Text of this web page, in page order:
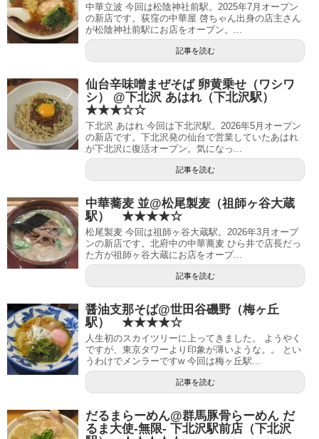
中華立波 今回は松陰神社前駅。2025年7月オープン
の新店です。荻窪の中華屋 啓ちゃん出身の店主さん
が松陰神社前駅にお店をオープン。...
記事を読む
仙台辛味噌まぜそば 卵黄乗せ（ワシワ
シ） @下北沢 あはれ（下北沢駅）
★★★☆☆
下北沢 あはれ 今回は下北沢駅。2026年5月オープン
の新店です。下北沢発の仙台で営業していたあはれ
が下北沢に復活オープン。気になっ...
記事を読む
中華蕎麦 並@松尾製麦（祖師ヶ谷大蔵
駅） ★★★★☆
松尾製麦 今回は祖師ヶ谷大蔵駅。2026年3月オープ
ンの新店です。北府中の中華蕎麦 ひら井で店長だっ
た方が祖師ヶ谷大蔵にお店をオープ...
記事を読む
醤油支那そば@世田谷磯野（梅ヶ丘
駅） ★★★★☆
人生初のスカイツリーに上ってきました。 ようやく
ですが、東京タワーより印象が薄いような。。 とい
うわけでメンラーですw 今回は梅ヶ丘駅...
記事を読む
だるまらーめん@群馬豚骨らーめん だ
るま大使-無限- 下北沢駅前店（下北沢